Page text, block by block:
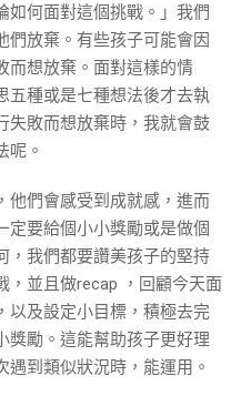
如何面對這個挑戰。」我們
們放棄。有些孩子可能會因
而想放棄。面對這樣的情
五種或是七種想法後才去執
失敗而想放棄時，我就會鼓
呢。
他們會感受到成就感，進而
定要給個小小獎勵或是做個
，我們都要讚美孩子的堅持
，並且做recap ，回顧今天面
以及設定小目標，積極去完
獎勵。這能幫助孩子更好理
到類似狀況時，能運用。